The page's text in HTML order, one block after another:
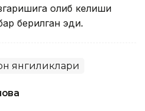
олиб келиши
берилган эди.
янгиликлари